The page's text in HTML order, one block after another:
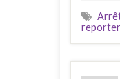
reporter